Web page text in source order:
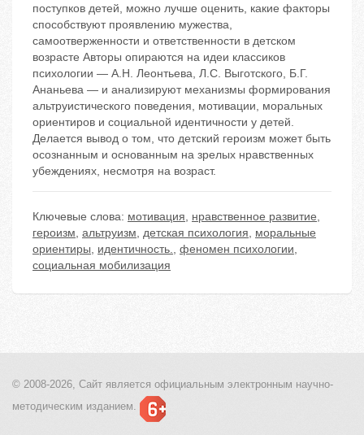
поступков детей, можно лучше оценить, какие факторы
способствуют проявлению мужества,
самоотверженности и ответственности в детском
возрасте Авторы опираются на идеи классиков
психологии — А.Н. Леонтьева, Л.С. Выготского, Б.Г.
Ананьева — и анализируют механизмы формирования
альтруистического поведения, мотивации, моральных
ориентиров и социальной идентичности у детей.
Делается вывод о том, что детский героизм может быть
осознанным и основанным на зрелых нравственных
убеждениях, несмотря на возраст.
Ключевые слова: мотивация, нравственное развитие,
героизм, альтруизм, детская психология, моральные
ориентиры, идентичность., феномен психологии,
социальная мобилизация
© 2008-2026, Сайт является официальным электронным научно-
методическим изданием.